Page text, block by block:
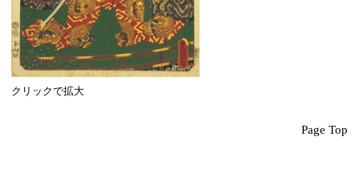
クリックで拡大
Page Top